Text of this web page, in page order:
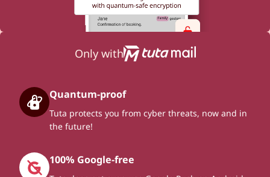
Only with
Quantum-proof
Tuta protects you from cyber threats, now and in
the future!
100% Google-free